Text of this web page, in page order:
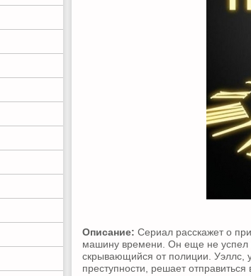
Описание: Сериал расскажет о
машину времени. Он еще не успел
скрывающийся от полиции. Уэллс,
преступности, решает